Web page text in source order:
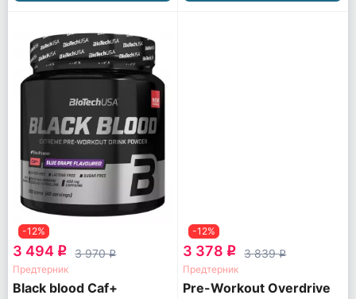
-12%
3 494 q 3 970q
Предтерник
Black blood Caf+
-12%
3 378 q 3 839q
Предтерник
Pre-Workout Overdrive